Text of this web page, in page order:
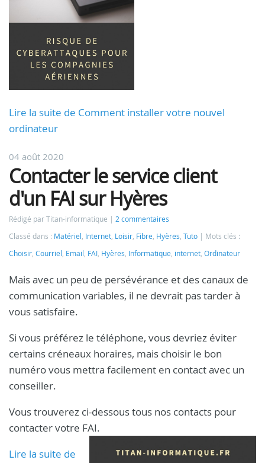
Lire la suite de Comment installer votre nouvel
ordinateur
04 août 2020
Contacter le service client
d'un FAI sur Hyères
Rédigé par Titan-informatique
2 commentaires
Classé dans : Matériel Internet Loisir Fibre Hyères Tuto
Mots clés :
Choisir Courriel Email FAI Hyères Informatique internet Ordinateur
Mais avec un peu de persévérance et des canaux de
communication variables, il ne devrait pas tarder à
vous satisfaire.
Si vous préférez le téléphone, vous devriez éviter
certains créneaux horaires, mais choisir le bon
numéro vous mettra facilement en contact avec un
conseiller.
Vous trouverez ci-dessous tous nos contacts pour
contacter votre FAI.
Lire la suite de